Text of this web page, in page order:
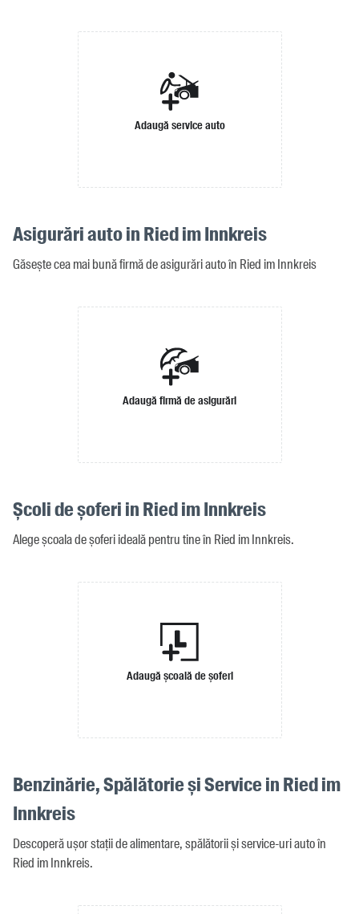
Adaugă service auto
Asigurări auto in Ried im Innkreis
Găsește cea mai bună firmă de asigurări auto în Ried im Innkreis
Adaugă firmă de asigurări
Școli de șoferi in Ried im Innkreis
Alege școala de șoferi ideală pentru tine în Ried im Innkreis.
Adaugă școală de șoferi
Benzinărie, Spălătorie și Service in Ried im
Innkreis
Descoperă ușor stații de alimentare, spălătorii și service-uri auto în
Ried im Innkreis.